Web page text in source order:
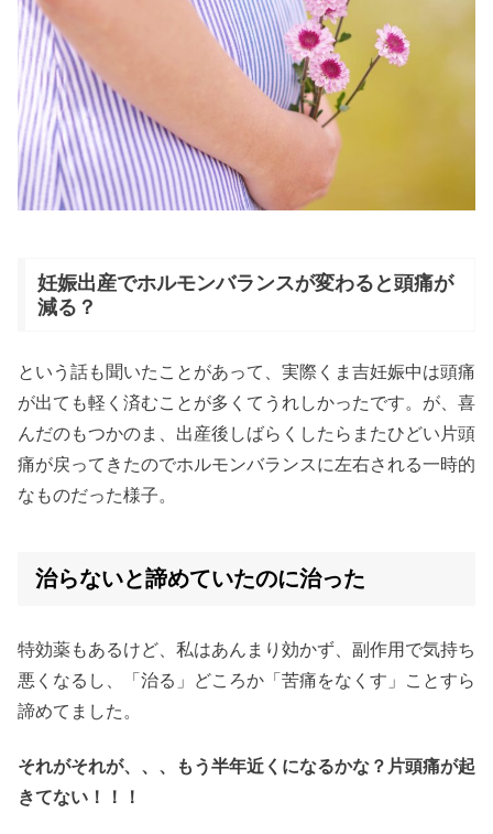
妊娠出産でホルモンバランスが変わると頭痛が
減る？
という話も聞いたことがあって、実際くま吉妊娠中は頭痛
が出ても軽く済むことが多くてうれしかったです。が、喜
んだのもつかのま、出産後しばらくしたらまたひどい片頭
痛が戻ってきたのでホルモンバランスに左右される一時的
なものだった様子。
治らないと諦めていたのに治った
特効薬もあるけど、私はあんまり効かず、副作用で気持ち
悪くなるし、「治る」どころか「苦痛をなくす」ことすら
諦めてました。
それがそれが、、、もう半年近くになるかな？片頭痛が起
きてない！！！